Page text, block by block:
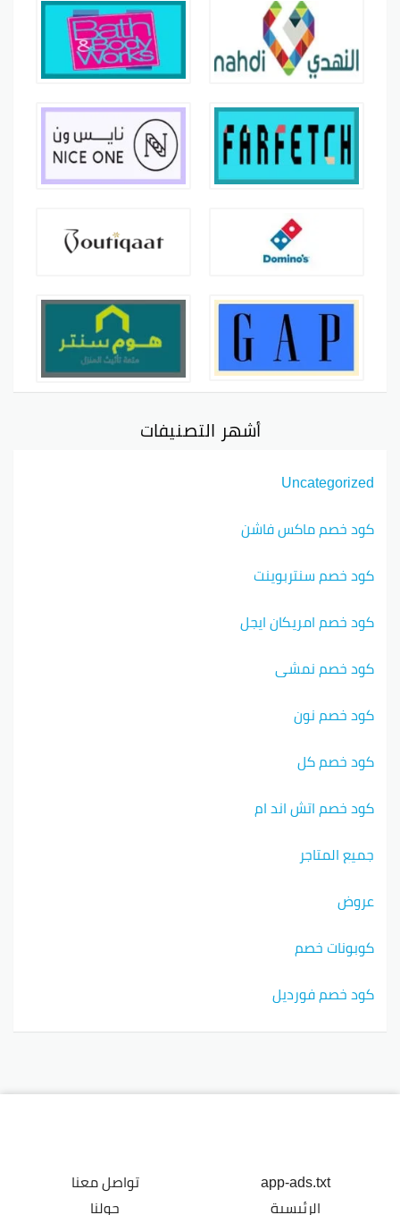
أشهر التصنيفات
Uncategorized
كود خصم ماكس فاشن
كود خصم سنتربوينت
كود خصم امريكان ايجل
كود خصم نمشي
كود خصم نون
كود خصم كل
كود خصم اتش اند ام
جميع المتاجر
عروض
كوبونات خصم
كود خصم فورديل
app-ads.txt
الرئيسية
تواصل معنا
حولنا